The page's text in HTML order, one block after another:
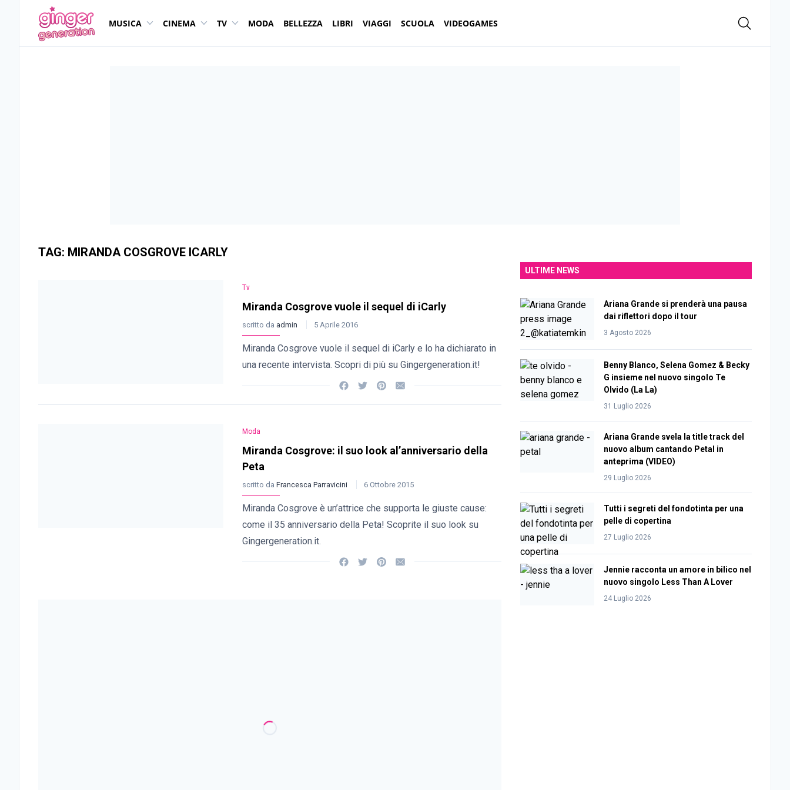
MUSICA CINEMA TV MODA BELLEZZA LIBRI VIAGGI SCUOLA VIDEOGAMES
TAG: MIRANDA COSGROVE ICARLY
Tv
Miranda Cosgrove vuole il sequel di iCarly
scritto da admin 5 Aprile 2016
Miranda Cosgrove vuole il sequel di iCarly e lo ha dichiarato in
una recente intervista. Scopri di più su Gingergeneration.it!
Moda
Miranda Cosgrove: il suo look al’anniversario della
Peta
scritto da Francesca Parravicini 6 Ottobre 2015
Miranda Cosgrove è un’attrice che supporta le giuste cause:
come il 35 anniversario della Peta! Scoprite il suo look su
Gingergeneration.it.
ULTIME NEWS
Ariana Grande si prenderà una pausa
dai riflettori dopo il tour
3 Agosto 2026
Benny Blanco, Selena Gomez & Becky
G insieme nel nuovo singolo Te
Olvido (La La)
31 Luglio 2026
Ariana Grande svela la title track del
nuovo album cantando Petal in
anteprima (VIDEO)
29 Luglio 2026
Tutti i segreti del fondotinta per una
pelle di copertina
27 Luglio 2026
Jennie racconta un amore in bilico nel
nuovo singolo Less Than A Lover
24 Luglio 2026